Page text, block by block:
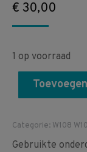
€ 30,00
1 op voorraad
Categorie: W108
Gebruikte